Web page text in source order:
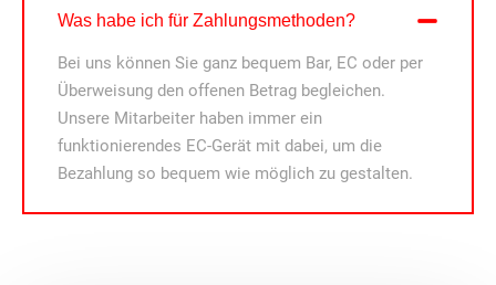
Was habe ich für Zahlungsmethoden?
Bei uns können Sie ganz bequem Bar, EC oder per
Überweisung den offenen Betrag begleichen.
Unsere Mitarbeiter haben immer ein
funktionierendes EC-Gerät mit dabei, um die
Bezahlung so bequem wie möglich zu gestalten.